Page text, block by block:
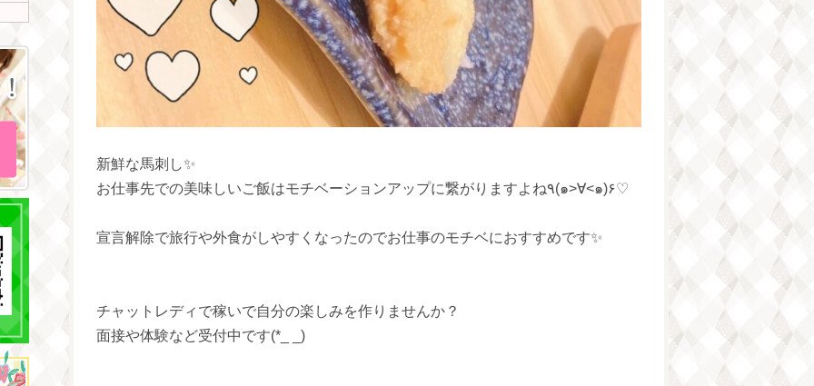
新鮮な馬刺し✨
お仕事先での美味しいご飯はモチベーションアップに繋がりますよね٩(๑>∀<๑)۶♡
宣言解除で旅行や外食がしやすくなったのでお仕事のモチベにおすすめです✨
チャットレディで稼いで自分の楽しみを作りませんか？
面接や体験など受付中です(*_ _)